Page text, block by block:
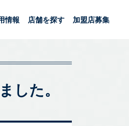
情報 店舗を探す 加盟店募集
した。